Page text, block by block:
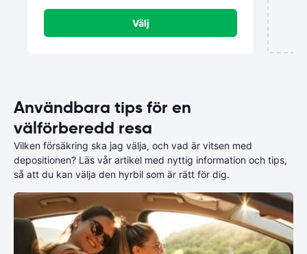
Välj
Användbara tips för en
välförberedd resa
Vilken försäkring ska jag välja, och vad är vitsen med
depositionen? Läs vår artikel med nyttig information och tips,
så att du kan välja den hyrbil som är rätt för dig.